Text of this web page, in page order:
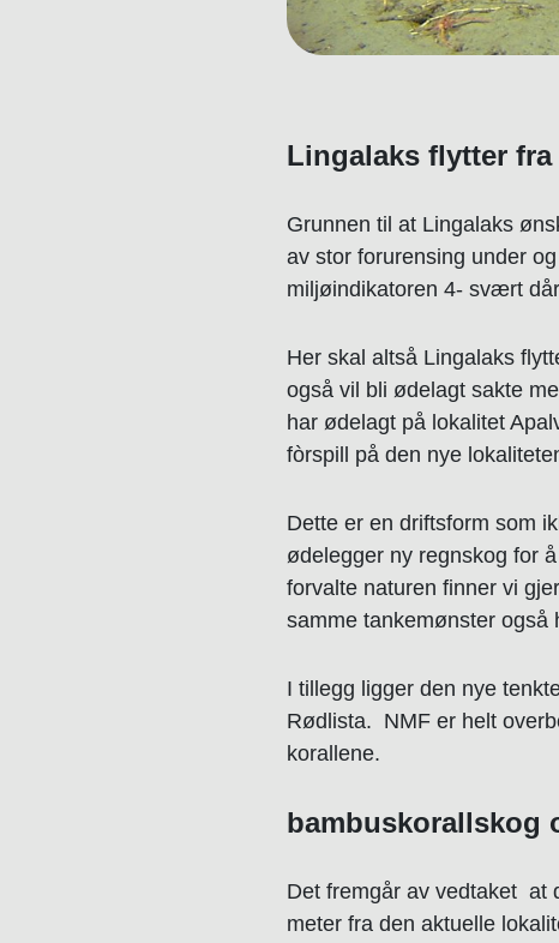
Lingalaks flytter
Grunnen til at Lingalaks
av stor forurensing under
miljøindikatoren 4- svært
Her skal altså Lingalaks
også vil bli ødelagt sakte
har ødelagt på lokalitet
fòrspill på den nye
Dette er en driftsform som
ødelegger ny regnskog for
forvalte naturen finner vi
samme tankemønster også
I tillegg ligger den nye
Rødlista. NMF er helt
korallene.
bambuskorallskog
Det fremgår av vedtaket at
meter fra den aktuelle